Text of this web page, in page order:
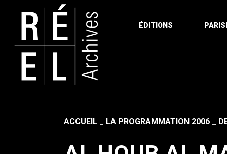
ÉDITIONS
Fil d'ariane
ACCUEIL LA PROGRAMMATION 2006